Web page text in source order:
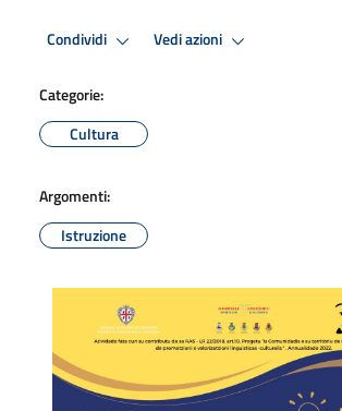
Condividi Vedi azioni
Categorie:
Cultura
Argomenti:
Istruzione